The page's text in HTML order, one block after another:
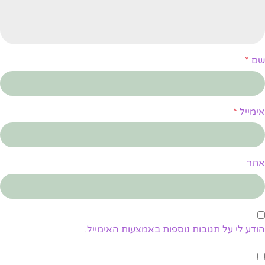
שם *
אימייל *
אתר
הודע לי על תגובות נוספות באמצעות האימייל.